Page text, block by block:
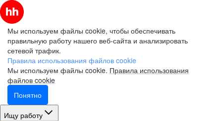
Мы используем файлы cookie, чтобы обеспечивать
правильную работу нашего веб-сайта и анализировать
сетевой трафик.
Правила использования файлов cookie
Мы используем файлы cookie. Правила использования
файлов cookie
Понятно
Ищу работу